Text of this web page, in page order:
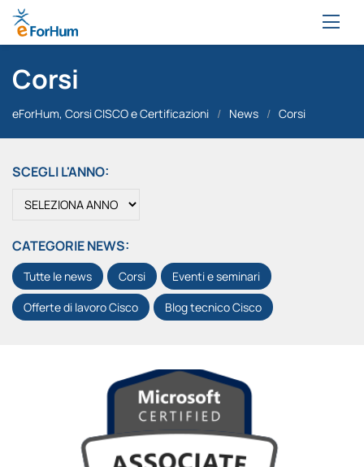
Corsi
eForHum, Corsi CISCO e Certificazioni / News / Corsi
SCEGLI L'ANNO:
CATEGORIE NEWS:
Tutte le news Corsi
Eventi e seminari
Offerte di lavoro Cisco
Blog tecnico Cisco